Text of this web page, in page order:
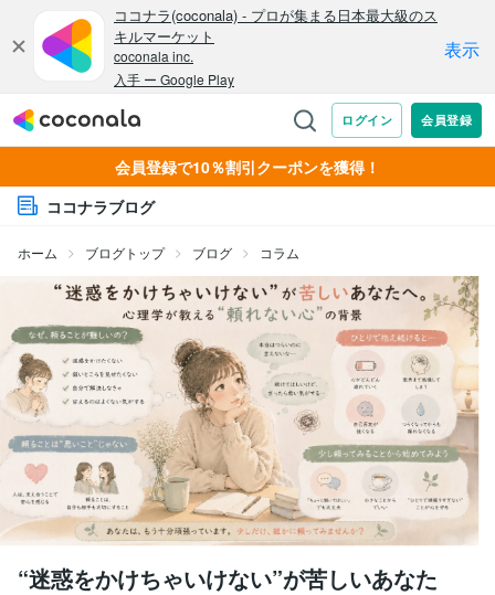
会員登録で10％割引クーポンを獲得！
ココナラブログ
ホーム ブログトップ ブログ コラム
“迷惑をかけちゃいけない”が苦しいあなた